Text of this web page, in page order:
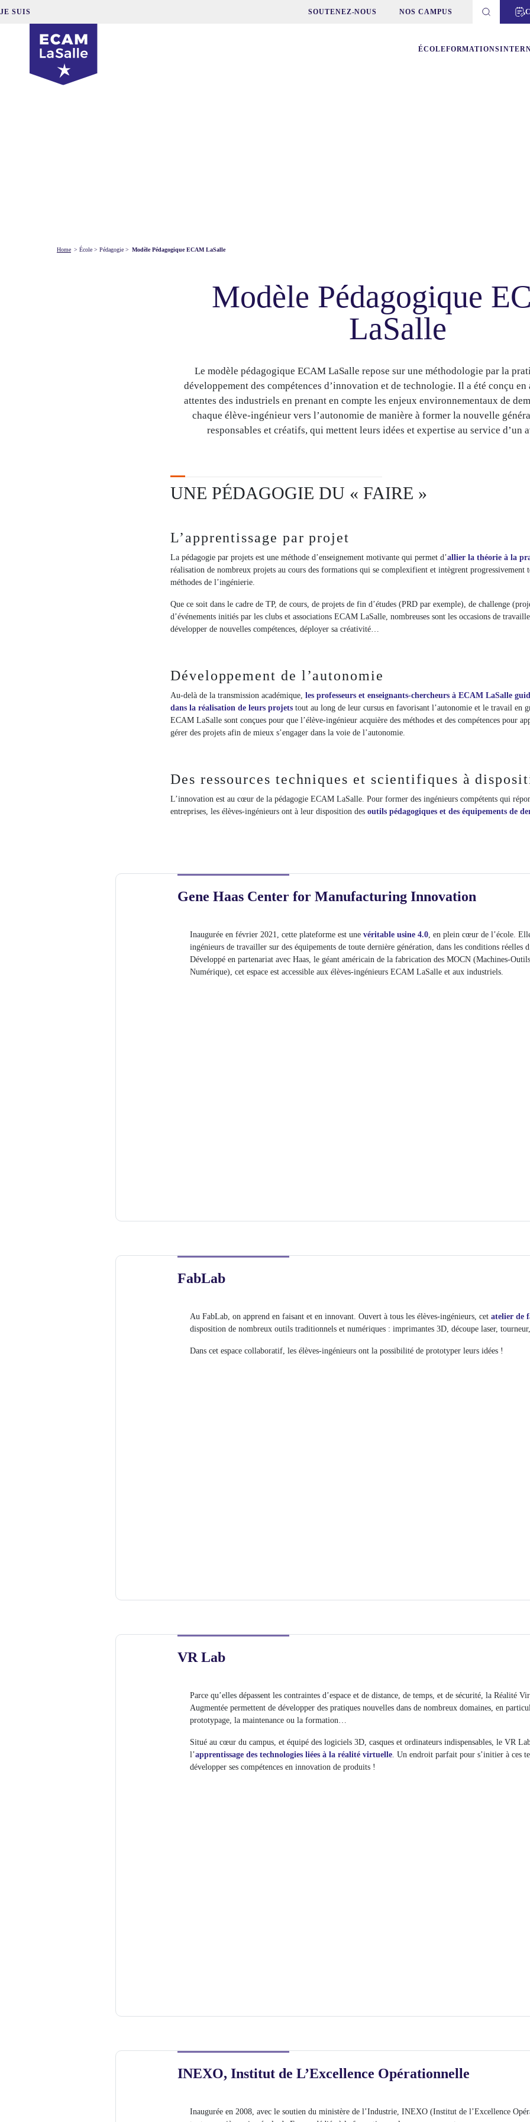
JE SUIS SOUTENEZ-NOUS NOS CAMPUS
ÉCOLEFORMATIONS
Home > École > Pédagogie > Modèle Pédagogique ECAM LaSalle
Modèle Pédagogique
LaSalle
Le modèle pédagogique ECAM LaSalle repose sur une méthodologie par la
développement des compétences d’innovation et de technologie. Il a été conçu en
attentes des industriels en prenant en compte les enjeux environnementaux de
chaque élève-ingénieur vers l’autonomie de manière à former la nouvelle
responsables et créatifs, qui mettent leurs idées et expertise au service d’un
UNE PÉDAGOGIE DU « FAIRE »
L’apprentissage par projet
La pédagogie par projets est une méthode d’enseignement motivante qui permet d’allier la théorie à la
réalisation de nombreux projets au cours des formations qui se complexifient et intègrent progressivement
méthodes de l’ingénierie.
Que ce soit dans le cadre de TP, de cours, de projets de fin d’études (PRD par exemple), de challenge
d’événements initiés par les clubs et associations ECAM LaSalle, nombreuses sont les occasions de
développer de nouvelles compétences, déployer sa créativité…
Développement de l’autonomie
Au-delà de la transmission académique, les professeurs et enseignants-chercheurs à ECAM LaSalle
dans la réalisation de leurs projets tout au long de leur cursus en favorisant l’autonomie et le travail en
ECAM LaSalle sont conçues pour que l’élève-ingénieur acquière des méthodes et des compétences pour
gérer des projets afin de mieux s’engager dans la voie de l’autonomie.
Des ressources techniques et scientifiques à
L’innovation est au cœur de la pédagogie ECAM LaSalle. Pour former des ingénieurs compétents qui
entreprises, les élèves-ingénieurs ont à leur disposition des outils pédagogiques et des équipements de
Gene Haas Center for Manufacturing Innovation
Inaugurée en février 2021, cette plateforme est une véritable usine 4.0, en plein cœur de l’école.
ingénieurs de travailler sur des équipements de toute dernière génération, dans les conditions réelles
Développé en partenariat avec Haas, le géant américain de la fabrication des MOCN (Machines-
Numérique), cet espace est accessible aux élèves-ingénieurs ECAM LaSalle et aux industriels.
FabLab
Au FabLab, on apprend en faisant et en innovant. Ouvert à tous les élèves-ingénieurs, cet atelier de
disposition de nombreux outils traditionnels et numériques : imprimantes 3D, découpe laser,
Dans cet espace collaboratif, les élèves-ingénieurs ont la possibilité de prototyper leurs idées !
VR Lab
Parce qu’elles dépassent les contraintes d’espace et de distance, de temps, et de sécurité, la Réalité
Augmentée permettent de développer des pratiques nouvelles dans de nombreux domaines, en
prototypage, la maintenance ou la formation…
Situé au cœur du campus, et équipé des logiciels 3D, casques et ordinateurs indispensables, le VR
l’apprentissage des technologies liées à la réalité virtuelle. Un endroit parfait pour s’initier à ces
développer ses compétences en innovation de produits !
INEXO, Institut de L’Excellence Opérationnelle
Inaugurée en 2008, avec le soutien du ministère de l’Industrie, INEXO (Institut de l’Excellence